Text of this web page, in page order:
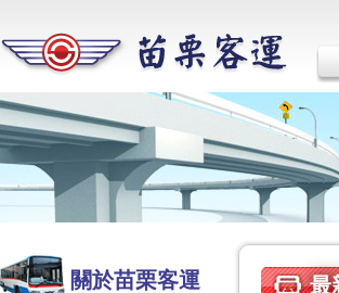
關於苗栗客運 最